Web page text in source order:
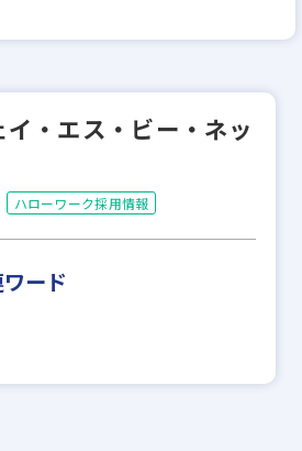
・エス・ビー・ネッ
ハローワーク採用情報
ード